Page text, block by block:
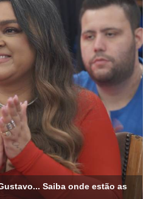
Saiba onde estão as